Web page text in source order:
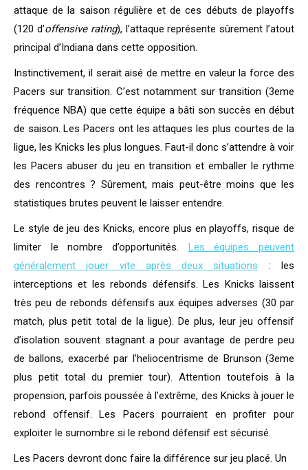
attaque de la saison régulière et de ces débuts de playoffs
(120 d’offensive rating), l’attaque représente sûrement l’atout
principal d’Indiana dans cette opposition.
Instinctivement, il serait aisé de mettre en valeur la force des
Pacers sur transition. C’est notamment sur transition (3eme
fréquence NBA) que cette équipe a bâti son succès en début
de saison. Les Pacers ont les attaques les plus courtes de la
ligue, les Knicks les plus longues. Faut-il donc s’attendre à voir
les Pacers abuser du jeu en transition et emballer le rythme
des rencontres ? Sûrement, mais peut-être moins que les
statistiques brutes peuvent le laisser entendre.
Le style de jeu des Knicks, encore plus en playoffs, risque de
limiter le nombre d’opportunités. Les équipes peuvent
généralement jouer vite après deux situations : les
interceptions et les rebonds défensifs. Les Knicks laissent
très peu de rebonds défensifs aux équipes adverses (30 par
match, plus petit total de la ligue). De plus, leur jeu offensif
d’isolation souvent stagnant a pour avantage de perdre peu
de ballons, exacerbé par l’heliocentrisme de Brunson (3eme
plus petit total du premier tour). Attention toutefois à la
propension, parfois poussée à l’extrême, des Knicks à jouer le
rebond offensif. Les Pacers pourraient en profiter pour
exploiter le surnombre si le rebond défensif est sécurisé.
Les Pacers devront donc faire la différence sur jeu placé. Un